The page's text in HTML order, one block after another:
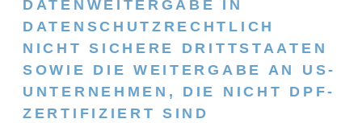
DATENWEITERGABE IN
DATENSCHUTZRECHTLICH
NICHT SICHERE DRITTSTAATEN
SOWIE DIE WEITERGABE AN US-
UNTERNEHMEN, DIE NICHT DPF-
ZERTIFIZIERT SIND